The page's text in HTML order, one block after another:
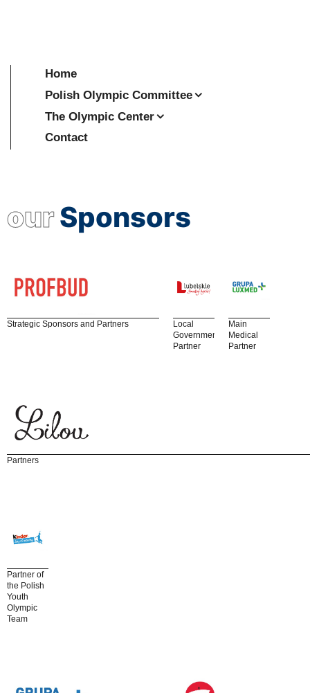
Home
Polish Olympic Committee
The Olympic Center
Contact
ourSponsors
Strategic Sponsors and Partners
Local
Government
Partner
Main
Medical
Partner
Partners
Partner of
the Polish
Youth
Olympic
Team